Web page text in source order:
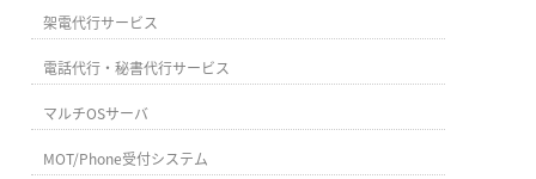
架電代行サービス
電話代行・秘書代行サービス
マルチOSサーバ
MOT/Phone受付システム